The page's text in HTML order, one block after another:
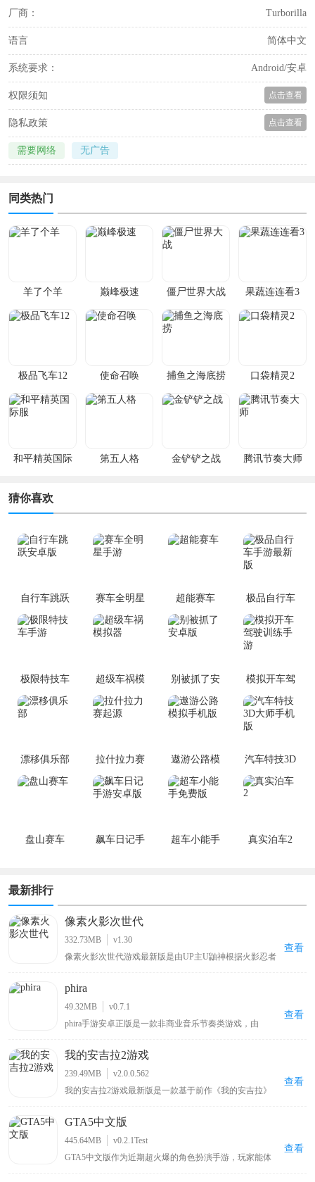
厂商： Turborilla
语言 简体中文
系统要求： Android/安卓
权限须知 点击查看
隐私政策 点击查看
需要网络 无广告
同类热门
羊了个羊 巅峰极速 僵尸世界大战 果蔬连连看3
极品飞车12 使命召唤 捕鱼之海底捞 口袋精灵2
和平精英国际
第五人格 金铲铲之战 腾讯节奏大师
猜你喜欢
自行车跳跃
安卓版
赛车全明星
手游
超能赛车
极品自行车
手游最新版
极限特技车
超级车祸模
别被抓了安
模拟开车驾
驶训练手游
漂移俱乐部
拉什拉力赛
遨游公路模
拟手机版
汽车特技3D
大师手机版
盘山赛车
飙车日记手
超车小能手
真实泊车2
最新排行
像素火影次世代
332.73MB
v1.30
像素火影次世代游戏最新版是由UP主U鼬神根据火影忍者
佩恩、宇智波斑「秽土转生·解」等多位原作角色，每个角
色拥有独特的技能组合与秘卷系统，玩家可通过连招、位
移与特殊技实现高自由度操作。除单人剧情外，还包含对
战、忍界大战、无尽试炼、演练等玩法，满足休闲刷本与
查看
phira
49.32MB
v0.7.1
phira手游安卓正版是一款非商业音乐节奏类游戏，由
自制音乐谱，包括网上知名度很高的零号车辆、喜之郎果
肉果冻、我要当太空人、初音未来的消失等原创歌曲关卡
都可以在这里找到，可以让玩家在玩游戏的同时也能听音
乐。
查看
我的安吉拉2游戏
239.49MB
v2.0.0.562
我的安吉拉2游戏最新版是一款基于前作《我的安吉拉》
还加强了安吉拉的形象，使其变得更加活灵活现，给予了
玩家身临其境的代入感。游戏的操作十分简单，与前作基
本相同，在游戏初期有着非常细致的新手引导系统，玩家
不用担心上手很难。
查看
GTA5中文版
445.64MB
v0.2.1Test
GTA5中文版作为近期超火爆的角色扮演手游，玩家能体
查看